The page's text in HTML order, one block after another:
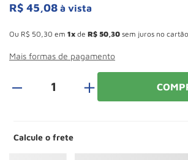
R$ 45,08 à vista
Ou R$ 50 30 em 1 de R$ 50 30 sem juros no cartão
Mais formas de pagamento
＋
Calcule o frete
8 º Rodizio
9º Talha
10 º